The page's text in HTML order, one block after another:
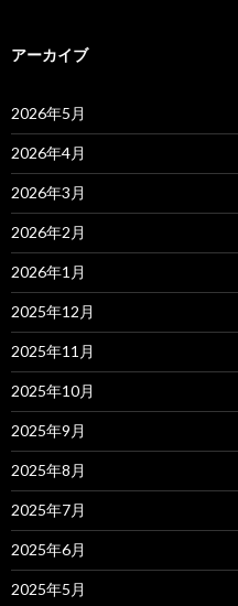
アーカイブ
2026年5月
2026年4月
2026年3月
2026年2月
2026年1月
2025年12月
2025年11月
2025年10月
2025年9月
2025年8月
2025年7月
2025年6月
2025年5月